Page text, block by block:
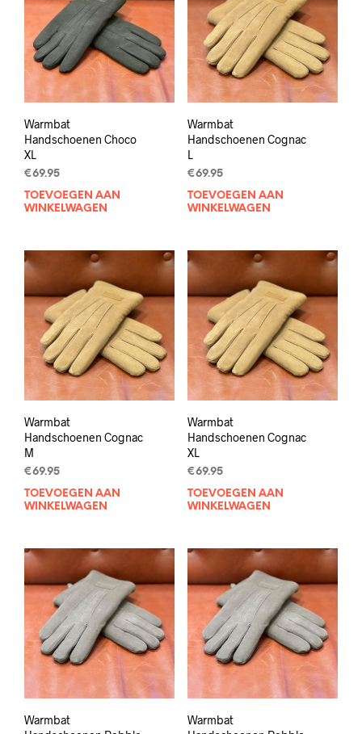
Warmbat
Handschoenen Choco
XL
€69.95
TOEVOEGEN AAN
WINKELWAGEN
Warmbat
Handschoenen Cognac
L
€69.95
TOEVOEGEN AAN
WINKELWAGEN
Warmbat
Handschoenen Cognac
M
€69.95
TOEVOEGEN AAN
WINKELWAGEN
Warmbat
Handschoenen Cognac
XL
€69.95
TOEVOEGEN AAN
WINKELWAGEN
Warmbat
Warmbat